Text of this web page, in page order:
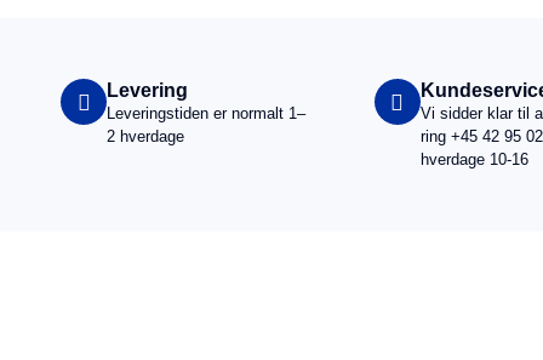
Levering
Leveringstiden er normalt 1–
2 hverdage
Vi sidder klar til
ring +45 42 95
hverdage 10-16